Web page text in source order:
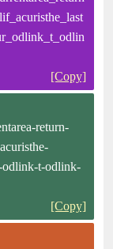
[Copy]
return-
odlink-t-odlink-
[Copy]